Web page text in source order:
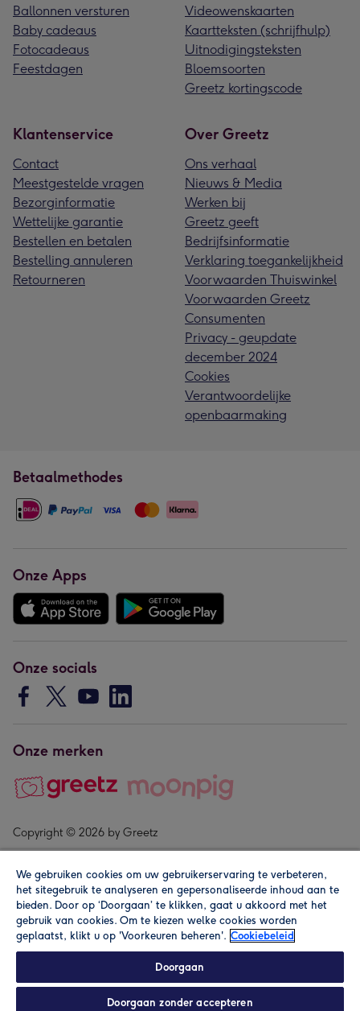
Ballonnen versturen
Baby cadeaus
Fotocadeaus
Feestdagen
Videowenskaarten
Kaartteksten (schrijfhulp)
Uitnodigingsteksten
Bloemsoorten
Greetz kortingscode
Klantenservice
Contact
Meestgestelde vragen
Bezorginformatie
Wettelijke garantie
Bestellen en betalen
Bestelling annuleren
Retourneren
Over Greetz
Ons verhaal
Nieuws & Media
Werken bij
Greetz geeft
Bedrijfsinformatie
Verklaring toegankelijkheid
Voorwaarden Thuiswinkel
Voorwaarden Greetz
Consumenten
Privacy - geupdate
december 2024
Cookies
Verantwoordelijke
openbaarmaking
Betaalmethodes
Onze Apps
Onze socials
Onze merken
Copyright © 2026 by Greetz
Alle prijzen zijn inclusief btw en andere heffingen. Lees de
We gebruiken cookies om uw gebruikerservaring te verbeteren,
het sitegebruik te analyseren en gepersonaliseerde inhoud aan te
bieden. Door op ‘Doorgaan’ te klikken, gaat u akkoord met het
gebruik van cookies. Om te kiezen welke cookies worden
geplaatst, klikt u op 'Voorkeuren beheren'. Cookiebeleid
Doorgaan
Doorgaan zonder accepteren